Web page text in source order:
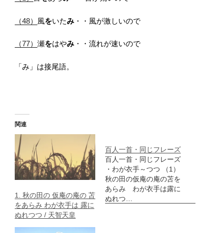
（48） 風をいたみ ・・風が激しいので
（77） 瀬をはやみ ・・流れが速いので
「み」は接尾語。
関連
1. 秋の田の 仮庵の庵の 苫
をあらみ わが衣手は 露に
ぬれつつ / 天智天皇
百人一首・同じフレーズ
百人一首・同じフレーズ
・わが衣手～つつ （1）
秋の田の仮庵の庵の苫を
あらみ わが衣手は露に
ぬれつ…